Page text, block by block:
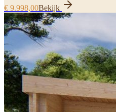
€ 9.998,00Bekijk